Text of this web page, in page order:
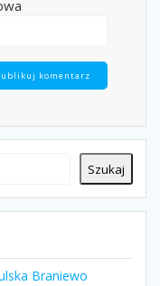
Szukaj
Braniewo